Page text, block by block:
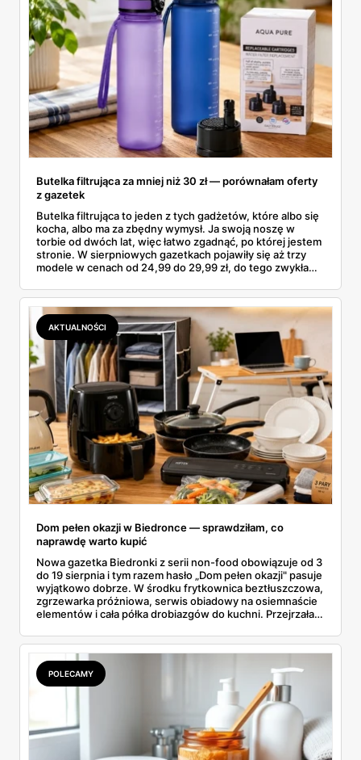
Butelka filtrująca za mniej niż 30 zł — porównałam oferty
z gazetek
Butelka filtrująca to jeden z tych gadżetów, które albo się
kocha, albo ma za zbędny wymysł. Ja swoją noszę w
torbie od dwóch lat, więc łatwo zgadnąć, po której jestem
stronie. W sierpniowych gazetkach pojawiły się aż trzy
modele w cenach od 24,99 do 29,99 zł, do tego zwykła
wszystkie oferty i policzyłam, kiedy taki zakup faktycznie
się opłaca.
AKTUALNOŚCI
Dom pełen okazji w Biedronce — sprawdziłam, co
naprawdę warto kupić
Nowa gazetka Biedronki z serii non-food obowiązuje od 3
do 19 sierpnia i tym razem hasło „Dom pełen okazji" pasuje
wyjątkowo dobrze. W środku frytkownica beztłuszczowa,
zgrzewarka próżniowa, serwis obiadowy na osiemnaście
elementów i cała półka drobiazgów do kuchni. Przejrzałam
się przy półce z samego rana.
POLECAMY